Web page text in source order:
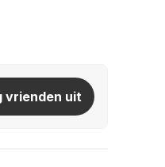
vrienden uit